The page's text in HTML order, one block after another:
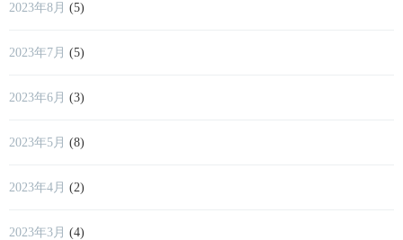
2023年8月 (5)
2023年7月 (5)
2023年6月 (3)
2023年5月 (8)
2023年4月 (2)
2023年3月 (4)